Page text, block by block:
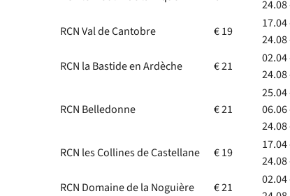
24.08
RCN Val de Cantobre € 19
24.08
RCN la Bastide en Ardèche € 21
02.04
24.08
RCN Belledonne € 21
25.04
06.06
24.08
RCN les Collines de Castellane € 19
24.08
RCN Domaine de la Noguière € 21
02.04